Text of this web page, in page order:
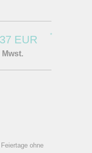
EUR *
Mwst.
ohne